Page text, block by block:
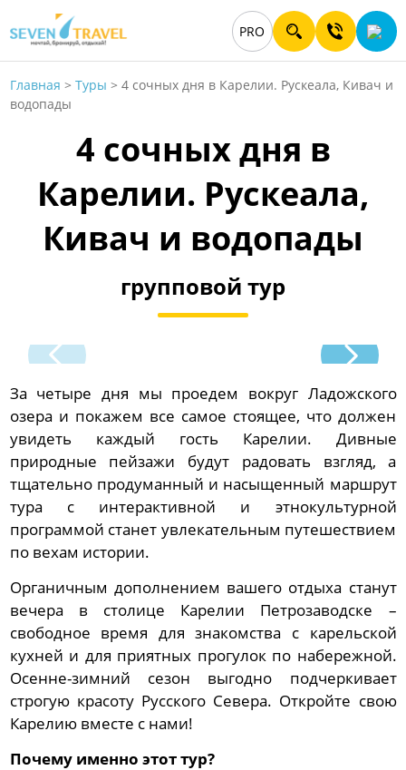
PRO
Главная > Туры > 4 сочных дня в Карелии. Рускеала, Кивач и
водопады
4 сочных дня в
Карелии. Рускеала,
Кивач и водопады
групповой тур
За четыре дня мы проедем вокруг Ладожского
озера и покажем все самое стоящее, что должен
увидеть каждый гость Карелии. Дивные
природные пейзажи будут радовать взгляд, а
тщательно продуманный и насыщенный маршрут
тура с интерактивной и этнокультурной
программой станет увлекательным путешествием
по вехам истории.
Органичным дополнением вашего отдыха станут
вечера в столице Карелии Петрозаводске –
свободное время для знакомства с карельской
кухней и для приятных прогулок по набережной.
Осенне-зимний сезон выгодно подчеркивает
строгую красоту Русского Севера. Откройте свою
Карелию вместе с нами!
Почему именно этот тур?